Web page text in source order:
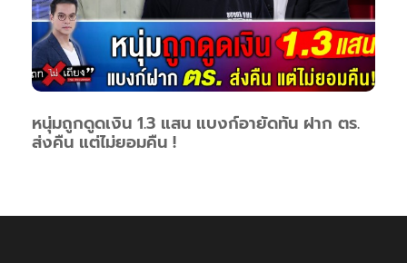
หนุ่มถูกดูดเงิน 1.3 แสน แบงก์อายัดทัน ฝาก ตร.
ส่งคืน แต่ไม่ยอมคืน !